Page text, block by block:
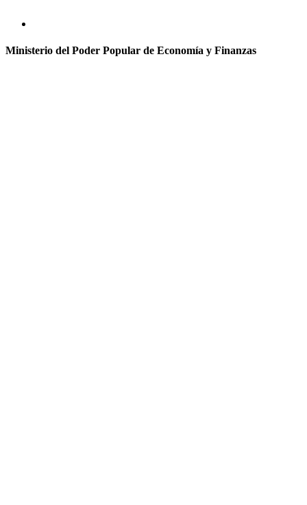
Ministerio del Poder Popular de Economía y Finanzas